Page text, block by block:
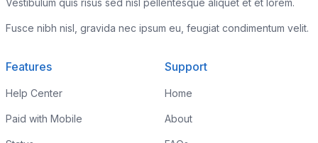
Vestibulum quis risus sed nisl pellentesque aliquet et et lorem.
Fusce nibh nisl, gravida nec ipsum eu, feugiat condimentum velit.
Features
Help Center
Paid with Mobile
Support
Home
About